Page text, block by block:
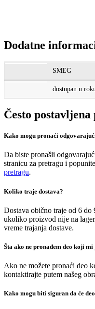
Dodatne
SMEG
dostupan u
Često
Kako mogu pronaći
Da biste pronašli
stranicu za pretragu i
pretragu.
Koliko traje dostava?
Dostava obično traje od 6 do
ukoliko proizvod nije na
vreme trajanja dostave.
Šta ako ne pronađem deo koji mi
Ako ne možete pronaći deo
kontaktirajte putem našeg
Kako mogu biti siguran da će